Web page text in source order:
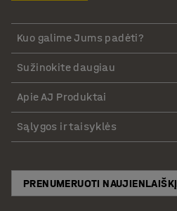
Kuo galime Jums padėti?
Sužinokite daugiau
Apie AJ Produktai
Sąlygos ir taisyklės
PRENUMERUOTI NAUJIENLAIŠKĮ